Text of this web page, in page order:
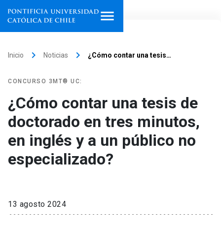
institutos
Investigación
Internacionalización launch
Vinculación
Inicio keyboard_arrow_right Noticias keyboard_arrow_right ¿Cómo contar una tesis…
CONCURSO 3MT® UC:
¿Cómo contar una tesis de
doctorado en tres minutos,
en inglés y a un público no
especializado?
13 agosto 2024